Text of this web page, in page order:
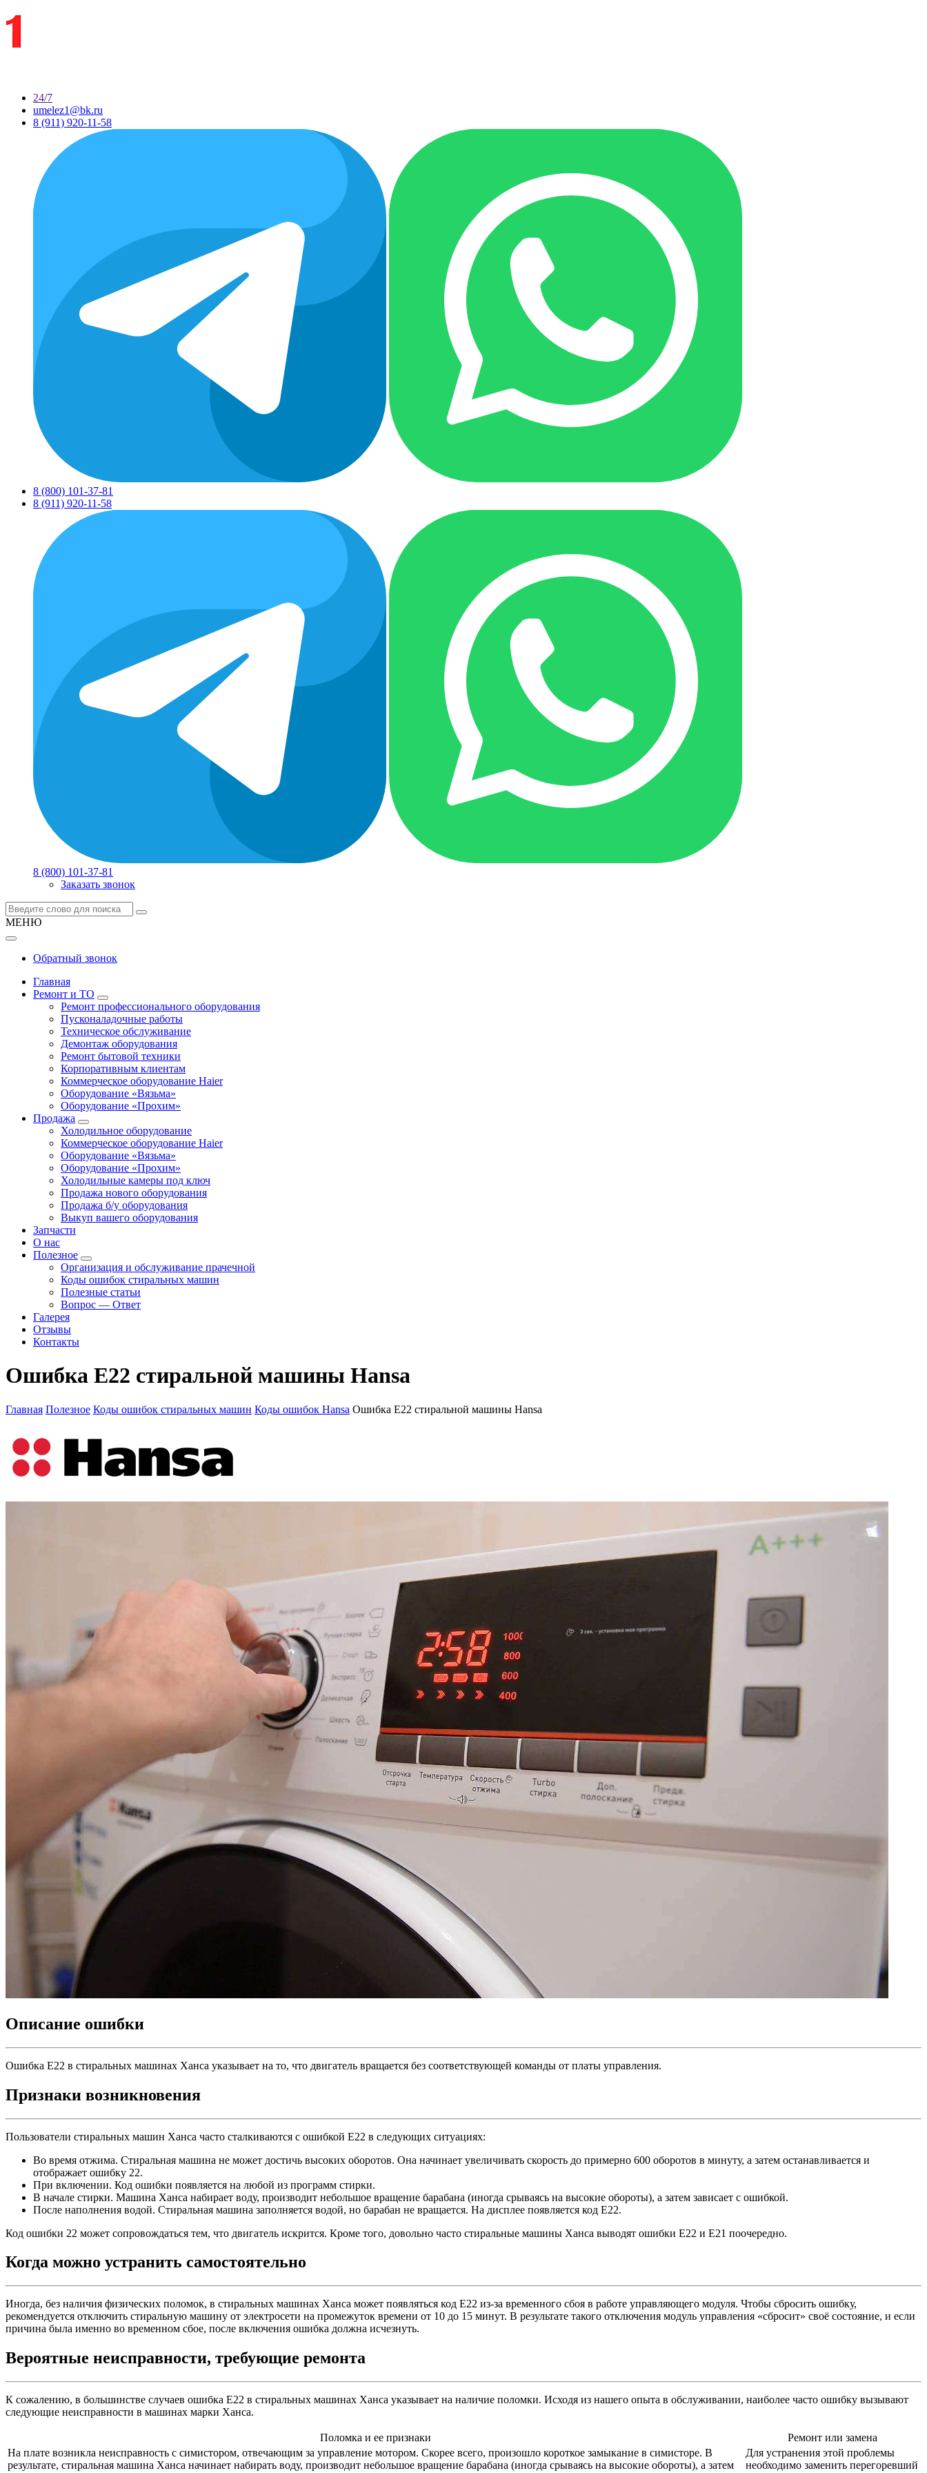
24/7
umelez1@bk.ru
8 (911) 920-11-58
8 (800) 101-37-81
8 (911) 920-11-58
8 (800) 101-37-81
Заказать звонок
МЕНЮ
Обратный звонок
Главная
Ремонт и ТО
Ремонт профессионального оборудования
Пусконаладочные работы
Техническое обслуживание
Демонтаж оборудования
Ремонт бытовой техники
Корпоративным клиентам
Коммерческое оборудование Haier
Оборудование «Вязьма»
Оборудование «Прохим»
Продажа
Холодильное оборудование
Коммерческое оборудование Haier
Оборудование «Вязьма»
Оборудование «Прохим»
Холодильные камеры под ключ
Продажа нового оборудования
Продажа б/у оборудования
Выкуп вашего оборудования
Запчасти
О нас
Полезное
Организация и обслуживание прачечной
Коды ошибок стиральных машин
Полезные статьи
Вопрос — Ответ
Галерея
Отзывы
Контакты
Ошибка E22 стиральной машины Hansa
Главная Полезное Коды ошибок стиральных машин Коды ошибок Hansa Ошибка E22 стиральной машины Hansa
Описание ошибки
Ошибка Е22 в стиральных машинах Ханса указывает на то, что двигатель вращается без соответствующей команды от платы управления.
Признаки возникновения
Пользователи стиральных машин Ханса часто сталкиваются с ошибкой E22 в следующих ситуациях:
Во время отжима. Стиральная машина не может достичь высоких оборотов. Она начинает увеличивать скорость до примерно 600 оборотов в минуту, а затем останавливается и
отображает ошибку 22.
При включении. Код ошибки появляется на любой из программ стирки.
В начале стирки. Машина Ханса набирает воду, производит небольшое вращение барабана (иногда срываясь на высокие обороты), а затем зависает с ошибкой.
После наполнения водой. Стиральная машина заполняется водой, но барабан не вращается. На дисплее появляется код Е22.
Код ошибки 22 может сопровождаться тем, что двигатель искрится. Кроме того, довольно часто стиральные машины Ханса выводят ошибки Е22 и Е21 поочередно.
Когда можно устранить самостоятельно
Иногда, без наличия физических поломок, в стиральных машинах Ханса может появляться код Е22 из-за временного сбоя в работе управляющего модуля. Чтобы сбросить ошибку,
рекомендуется отключить стиральную машину от электросети на промежуток времени от 10 до 15 минут. В результате такого отключения модуль управления «сбросит» своё состояние, и если
причина была именно во временном сбое, после включения ошибка должна исчезнуть.
Вероятные неисправности, требующие ремонта
К сожалению, в большинстве случаев ошибка Е22 в стиральных машинах Ханса указывает на наличие поломки. Исходя из нашего опыта в обслуживании, наиболее часто ошибку вызывают
следующие неисправности в машинах марки Ханса.
Поломка и ее признаки
Ремонт или замена
На плате возникла неисправность с симистором, отвечающим за управление мотором. Скорее всего, произошло короткое замыкание в симисторе. В
результате, стиральная машина Ханса начинает набирать воду, производит небольшое вращение барабана (иногда срываясь на высокие обороты), а затем
Для устранения этой проблемы
необходимо заменить перегоревший